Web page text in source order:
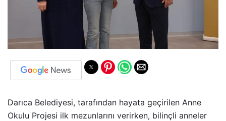
Darıca Belediyesi, tarafından hayata geçirilen Anne
Okulu Projesi ilk mezunlarını verirken, bilinçli anneler